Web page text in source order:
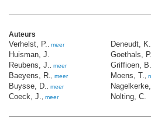
Auteurs
Verhelst, P. meer
Huisman, J.
Reubens, J.
meer
Baeyens, R. meer
Buysse, D. meer
Coeck, J. meer
Deneudt, K.
Goethals, P.
Griffioen, B.
Moens, T.
Nolting, C.